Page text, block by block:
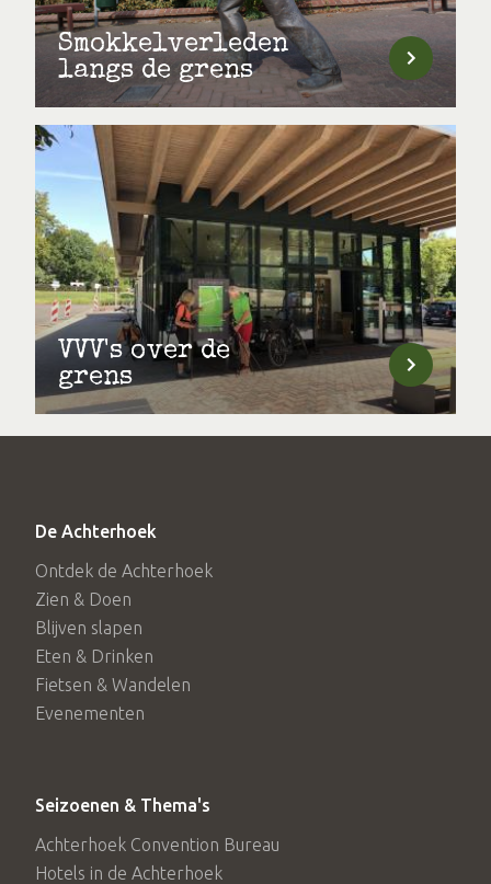
Smokkelverleden
langs de grens
VVV's over de
grens
De Achterhoek
Ontdek de Achterhoek
Zien & Doen
Blijven slapen
Eten & Drinken
Fietsen & Wandelen
Evenementen
Seizoenen & Thema's
Achterhoek Convention Bureau
Hotels in de Achterhoek